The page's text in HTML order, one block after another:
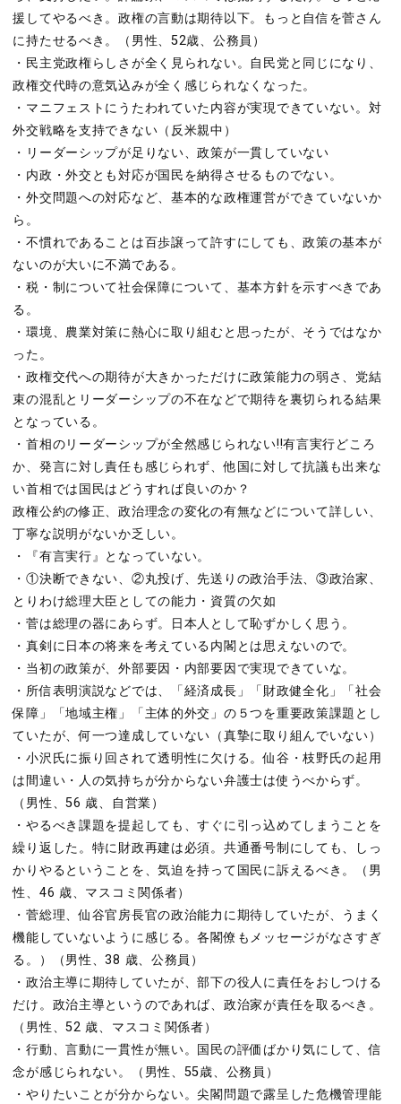
援してやるべき。政権の言動は期待以下。もっと自信を菅さん
に持たせるべき。（男性、52歳、公務員）
・民主党政権らしさが全く見られない。自民党と同じになり、
政権交代時の意気込みが全く感じられなくなった。
・マニフェストにうたわれていた内容が実現できていない。対
外交戦略を支持できない（反米親中）
・リーダーシップが足りない、政策が一貫していない
・内政・外交とも対応が国民を納得させるものでない。
・外交問題への対応など、基本的な政権運営ができていないか
ら。
・不慣れであることは百歩譲って許すにしても、政策の基本が
ないのが大いに不満である。
・税・制について社会保障について、基本方針を示すべきであ
る。
・環境、農業対策に熱心に取り組むと思ったが、そうではなか
った。
・政権交代への期待が大きかっただけに政策能力の弱さ、党結
束の混乱とリーダーシップの不在などで期待を裏切られる結果
となっている。
・首相のリーダーシップが全然感じられない!!有言実行どころ
か、発言に対し責任も感じられず、他国に対して抗議も出来な
い首相では国民はどうすれば良いのか？
政権公約の修正、政治理念の変化の有無などについて詳しい、
丁寧な説明がないか乏しい。
・『有言実行』となっていない。
・①決断できない、②丸投げ、先送りの政治手法、③政治家、
とりわけ総理大臣としての能力・資質の欠如
・菅は総理の器にあらず。日本人として恥ずかしく思う。
・真剣に日本の将来を考えている内閣とは思えないので。
・当初の政策が、外部要因・内部要因で実現できていな。
・所信表明演説などでは、「経済成長」「財政健全化」「社会
保障」「地域主権」「主体的外交」の５つを重要政策課題とし
ていたが、何一つ達成していない（真摯に取り組んでいない）
・小沢氏に振り回されて透明性に欠ける。仙谷・枝野氏の起用
は間違い・人の気持ちが分からない弁護士は使うべからず。
（男性、56 歳、自営業）
・やるべき課題を提起しても、すぐに引っ込めてしまうことを
繰り返した。特に財政再建は必須。共通番号制にしても、しっ
かりやるということを、気迫を持って国民に訴えるべき。（男
性、46 歳、マスコミ関係者）
・菅総理、仙谷官房長官の政治能力に期待していたが、うまく
機能していないように感じる。各閣僚もメッセージがなさすぎ
る。）（男性、38 歳、公務員）
・政治主導に期待していたが、部下の役人に責任をおしつける
だけ。政治主導というのであれば、政治家が責任を取るべき。
（男性、52 歳、マスコミ関係者）
・行動、言動に一貫性が無い。国民の評価ばかり気にして、信
念が感じられない。（男性、55歳、公務員）
・やりたいことが分からない。尖閣問題で露呈した危機管理能